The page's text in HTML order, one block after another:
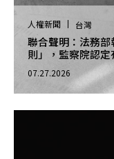
人權新聞 台灣
聯合聲明：法務
則」，監察院認
07.27.2026